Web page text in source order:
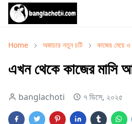
Home অজাচার নতুন চটি কাজের মেয়ে
এখন থেকে কাজের মাসি
banglachoti ৭ ডিসে, ২০২৫